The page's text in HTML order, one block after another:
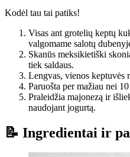
Kodėl tau tai patiks!
Visas ant grotelių keptų
valgomame salotų
Skanūs meksikietiški
tiek saldaus.
Lengvas, vienos keptuvės
Paruošta per mažiau nei
Praleidžia majonezą ir
naudojant jogurtą.
📝 Ingredientai ir